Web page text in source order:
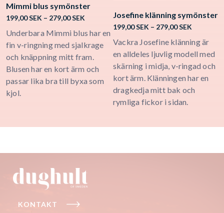
Mimmi blus symönster
199,00SEK – 279,00SEK
199,00 SEK
through
279,00 SEK
Underbara Mimmi blus har en
fin v-ringning med sjalkrage
och knäppning mitt fram.
Blusen har en kort ärm och
passar lika bra till byxa som
kjol.
Josefine klänning symönster
199,00SEK – 279,00SEK
199,00
through
279,00
Vackra Josefine klänning är
en alldeles ljuvlig modell med
skärning i midja, v-ringad och
kort ärm. Klänningen har en
dragkedja mitt bak och
rymliga fickor i sidan.
KONTAKT